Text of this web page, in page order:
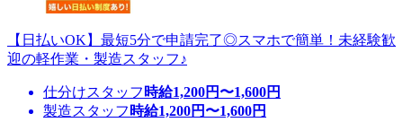
【日払いOK】最短5分で申請完了◎スマホで簡単！未経験歓
迎の軽作業・製造スタッフ♪
仕分けスタッフ 時給1,200円〜1,600円
製造スタッフ 時給1,200円〜1,600円